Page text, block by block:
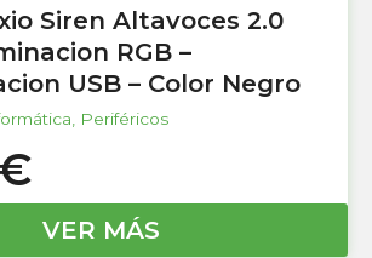
Siren Altavoces 2.0
RGB –
USB – Color Negro
Periféricos
VER MÁS